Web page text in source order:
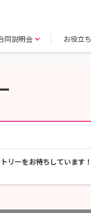
同説明会 お役立ち
リーをお待ちしています！